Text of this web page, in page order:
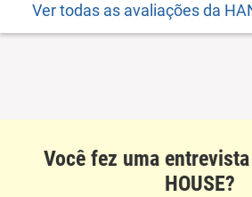
Ver todas as avaliações da
Você fez uma entrevista
HOUSE?